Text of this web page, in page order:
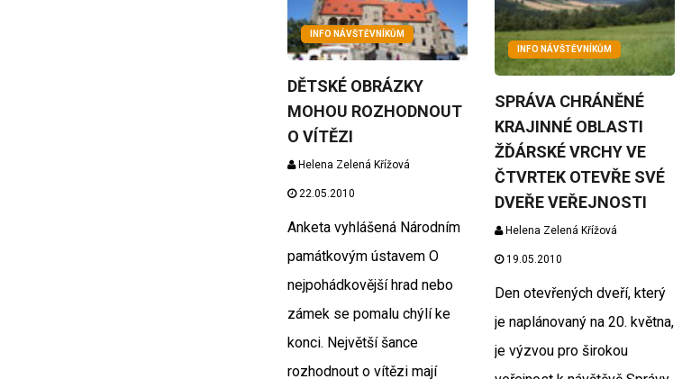
INFO NÁVŠTĚVNÍKŮM
DĚTSKÉ OBRÁZKY
MOHOU ROZHODNOUT
O VÍTĚZI
Helena Zelená Křížová
22.05.2010
Anketa vyhlášená Národním
památkovým ústavem O
nejpohádkovější hrad nebo
zámek se pomalu chýlí ke
konci. Největší šance
rozhodnout o vítězi mají
INFO NÁVŠTĚVNÍKŮM
SPRÁVA CHRÁNĚNÉ
KRAJINNÉ OBLASTI
ŽĎÁRSKÉ VRCHY VE
ČTVRTEK OTEVŘE SVÉ
DVEŘE VEŘEJNOSTI
Helena Zelená Křížová
19.05.2010
Den otevřených dveří, který
je naplánovaný na 20. května,
je výzvou pro širokou